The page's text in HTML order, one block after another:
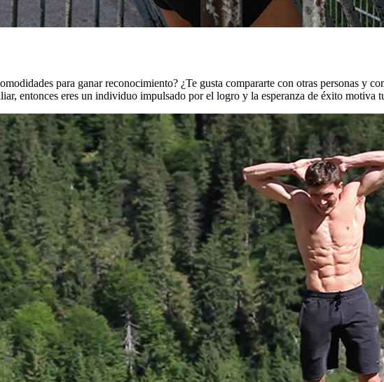
para ganar reconocimiento? ¿Te gusta compararte con otras personas y
entonces eres un individuo impulsado por el logro y la esperanza de éxito motiva